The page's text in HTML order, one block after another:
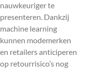
nauwkeuriger te
presenteren. Dankzij
machine learning
kunnen modemerken
en retailers anticiperen
op retourrisico’s nog